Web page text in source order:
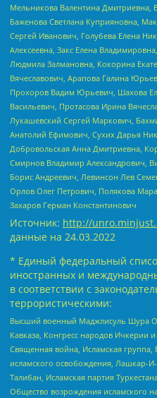
Мельникова Валентина Дмитриевна,
Баженова Светлана Куприяновна,
Сергей Иванович, Голубева Елена
Алексеевна, Закс Елена
Людмила Залмановна, Кокорина
Вячеславович, Арапова Галина
Прохоров Вадим Юрьевич, Шахова
Васильевич, Протасова Ирина
Лукашевский Сергей Маркович,
Анатолий Ефимович, Сухих Дарья
Добровольская Анна Дмитриевна,
Смирнов Владимир Александрович,
Борис Андреевич, Левинсон Лев
Орлов Олег Петрович, Полякова
Захаров Герман Константинович
Источник: http://
данные на 24.03.2022
* Единый федеральный
иностранных и
в соответствии с
террористическими:
Высший военный Маджлисуль Шура
Кавказа, Конгресс народов Ичкерии
Священная война, Исламская группа,
исламского освобождения, Лашкар-
Талибан, Исламская партия
Общество возрождения исламского